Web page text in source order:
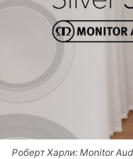
Роберт Харли: Monitor